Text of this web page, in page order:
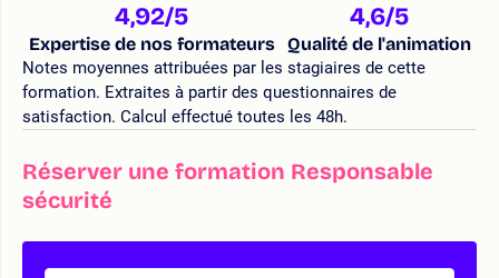
4,92/5
Expertise de nos formateurs
4,6/5
Qualité de l'animation
Notes moyennes attribuées par les stagiaires de cette
formation. Extraites à partir des questionnaires de
satisfaction. Calcul effectué toutes les 48h.
Réserver une formation Responsable
sécurité